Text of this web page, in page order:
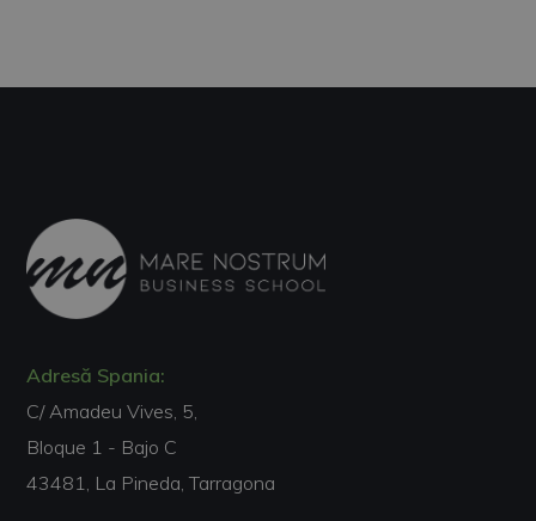
Adresă Spania:
C/ Amadeu Vives, 5,
Bloque 1 - Bajo C
43481, La Pineda, Tarragona